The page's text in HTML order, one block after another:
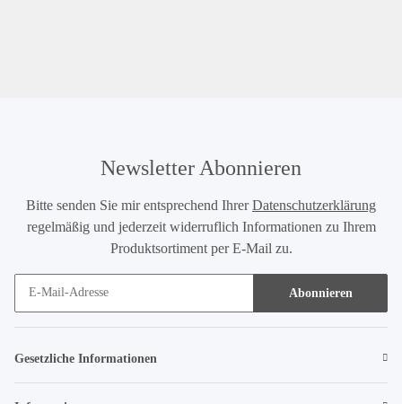
Newsletter Abonnieren
Bitte senden Sie mir entsprechend IhrerDatenschutzerklärung
regelmäßig und jederzeit widerruflich Informationen zu Ihrem
Produktsortiment per E-Mail zu.
Abonnieren
Gesetzliche Informationen